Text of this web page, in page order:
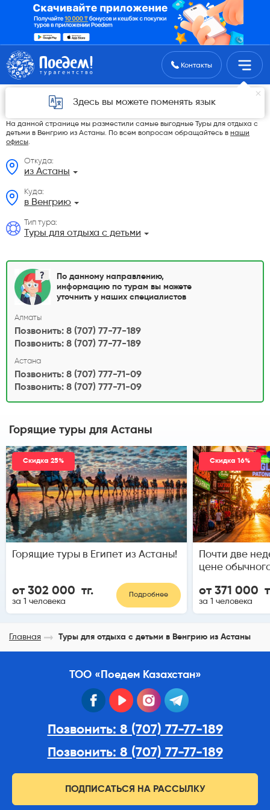
Поиск туровКонтакты
Здесь вы можете поменять язык
Туры для отдыха с детьми в Венгрию из
Астаны в 2026 году
На данной странице мы разместили самые выгодные Туры для отдыха с
детьми в Венгрию из Астаны. По всем вопросам обращайтесь в наши
офисы.
Откуда:
из Астаны
Куда:
в Венгрию
Тип тура:
Туры для отдыха с детьми
По данному направлению,
информацию по турам вы можете
уточнить у наших специалистов
Алматы
Позвонить: 8 (707) 77-77-189
Позвонить: 8 (707) 77-77-189
Астана
Позвонить: 8 (707) 777-71-09
Позвонить: 8 (707) 777-71-09
Горящие туры для Астаны
Скидка 25%
Горящие туры в Египет из Астаны!
от 302 000 тг.
за 1 человека
Подробнее
Скидка 16%
Почти две
цене
от 371 000
за 1 человека
Главная Туры для отдыха с детьми в Венгрию из Астаны
ТОО «Поедем Казахстан»
facebook youtube instagram
Позвонить: 8 (707) 77-77-189
Позвонить: 8 (707) 77-77-189
ПОДПИСАТЬСЯ НА РАССЫЛКУ